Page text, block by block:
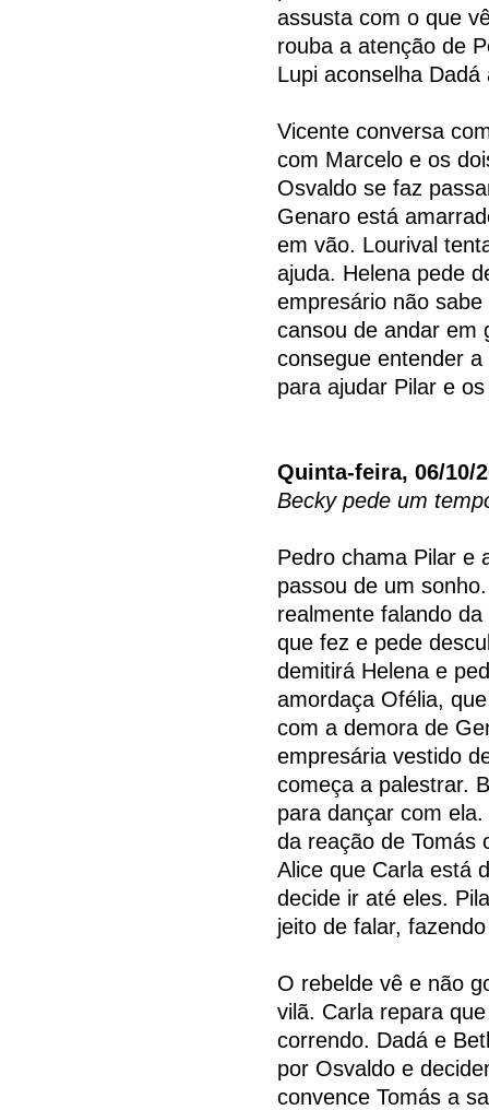
assusta com o que
rouba a atenção de
Lupi aconselha
Vicente conversa
com Marcelo e os
Osvaldo se faz
Genaro está
em vão. Lourival
ajuda. Helena pede
empresário não
cansou de andar em
consegue entender
para ajudar Pilar e
Quinta-feira, 06/10/
Becky pede um
Pedro chama Pilar e
passou de um
realmente falando
que fez e pede
demitirá Helena e
amordaça Ofélia,
com a demora de
empresária vestido
começa a palestrar.
para dançar com
da reação de Tomás
Alice que Carla está
decide ir até eles.
jeito de falar,
O rebelde vê e não
vilã. Carla repara
correndo. Dadá e
por Osvaldo e
convence Tomás a